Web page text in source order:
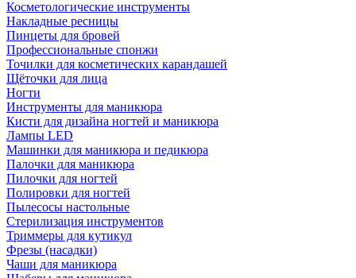
Косметологические инструменты
Накладные ресницы
Пинцеты для бровей
Профессиональные спонжи
Точилки для косметических карандашей
Щёточки для лица
Ногти
Инструменты для маникюра
Кисти для дизайна ногтей и маникюра
Лампы LED
Машинки для маникюра и педикюра
Палочки для маникюра
Пилочки для ногтей
Полировки для ногтей
Пылесосы настольные
Стерилизация инструментов
Триммеры для кутикул
Фрезы (насадки)
Чаши для маникюра